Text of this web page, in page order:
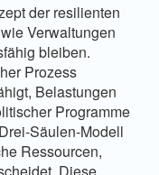
der resilienten
Verwaltungen
bleiben.
Prozess
Belastungen
Programme
Säulen-Modell
Ressourcen,
Diese